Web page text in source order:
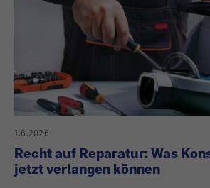
1.6.2026
Recht auf Reparatur: Was
jetzt verlangen können